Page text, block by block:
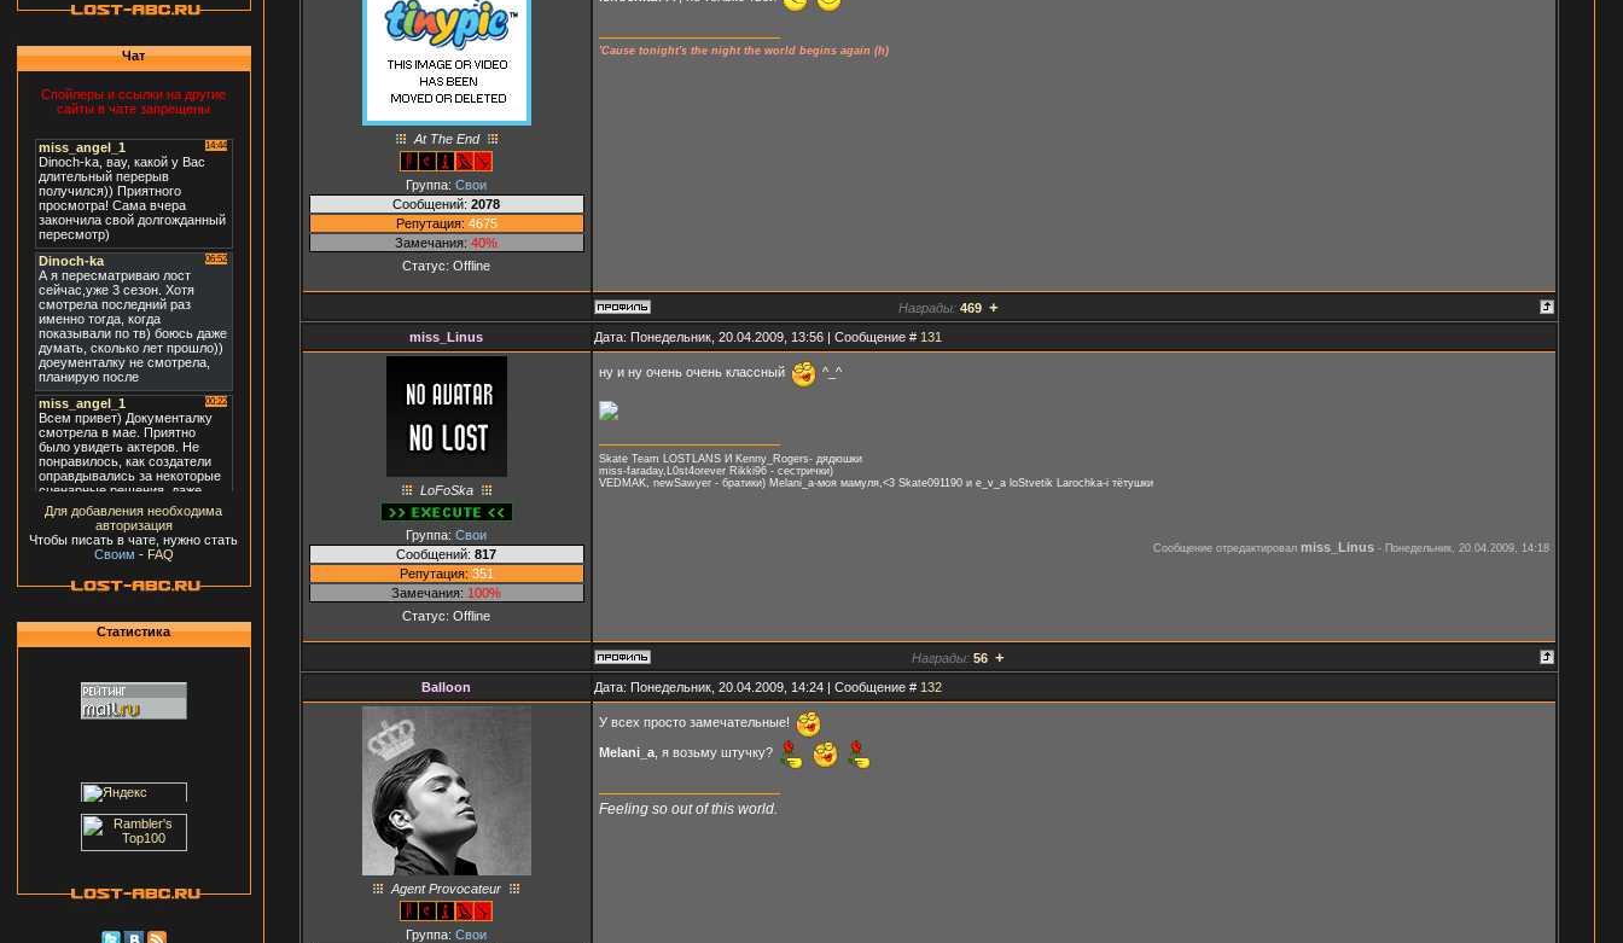
Чат
Спойлеры и ссылки на другие
сайты в чате запрещены
Для добавления необходима
авторизация
Чтобы писать в чате, нужно стать
Своим - FAQ
Статистика
At The End
Группа: Свои
Сообщений: 2078
Репутация: 4675
Замечания: 40%
Статус: Offline
'Cause tonight's the night the world begins again (h)
Награды: 469 +
miss_Linus Дата: Понедельник, 20.04.2009, 13:56 | Сообщение # 131
LoFoSka
Группа: Свои
Сообщений: 817
Репутация: 351
Замечания: 100%
Статус: Offline
ну и ну очень очень классный ^_^
Skate Team LOSTLANS И Kenny_Rogers- дядюшки
miss-faraday,L0st4orever Rikki96 - сестрички)
VEDMAK, newSawyer - братики) Melani_a-моя мамуля,<3 Skate091190 и e_v_a loStvetik Larochka-i тётушки
Сообщение отредактировал miss_Linus- Понедельник, 20.04.2009, 14:18
Награды: 56 +
Balloon Дата: Понедельник, 20.04.2009, 14:24 | Сообщение # 132
Agent Provocateur
Группа: Свои
У всех просто замечательные!
Melani_a, я возьму штучку?
Feeling so out of this world.